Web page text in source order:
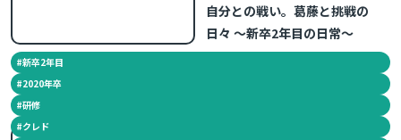
自分との戦い。葛藤と挑戦の
日々 ～新卒2年目の日常～
#新卒2年目
#2020年卒
#研修
#クレド